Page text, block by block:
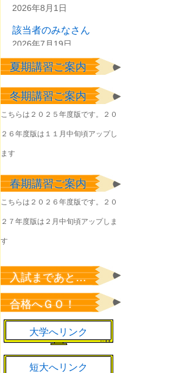
2026年8月1日
該当者のみなさん
2026年7月19日
夏休みの前に
みなさん
2026年6月11日
塾生のみなさん
2026年6月2日
塾生のみなさん
2026年6月1日
淡々と
2026年5月23日
塾生のみなさん
2026年5月22日
夏期講習ご案内
冬期講習ご案内
こちらは２０２５年度版です。２０
２６年度版は１１月中旬頃アップし
ます
春期講習ご案内
こちらは２０２６年度版です。２０
２７年度版は２月中旬頃アップしま
す
入試まであと…
合格へＧＯ！
大学へリンク
短大へリンク